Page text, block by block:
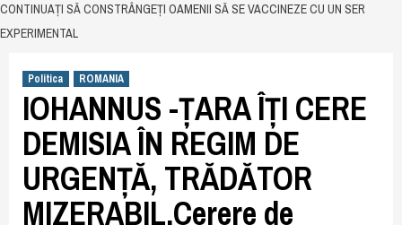
CONTINUAȚI SĂ CONSTRÂNGEȚI OAMENII SĂ SE VACCINEZE CU UN SER
EXPERIMENTAL
Politica ROMANIA
IOHANNUS -ȚARA ÎȚI CERE
DEMISIA ÎN REGIM DE
URGENȚĂ, TRĂDĂTOR
MIZERABIL.Cerere de